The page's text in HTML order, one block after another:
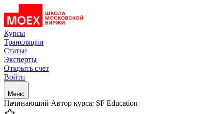
Курсы
Трансляции
Статьи
Эксперты
Открыть счет
Войти
Меню
Начинающий Автор курса: SF Education